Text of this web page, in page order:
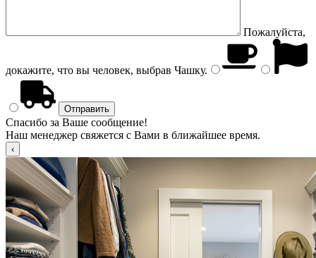
Пожалуйста,
докажите, что вы человек, выбрав Чашку.
Спасибо за Ваше сообщение!
Наш менеджер свяжется с Вами в ближайшее время.